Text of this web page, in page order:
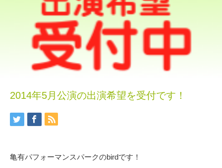
2014年5月公演の出演希望を受付です！
亀有パフォーマンスパークのbirdです！